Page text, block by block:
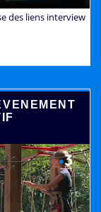
des liens interview